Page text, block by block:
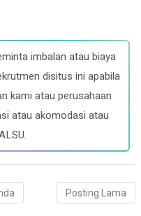
imbalan atau biaya
disitus ini apabila
kami atau perusahaan
atau akomodasi atau
Posting Lama